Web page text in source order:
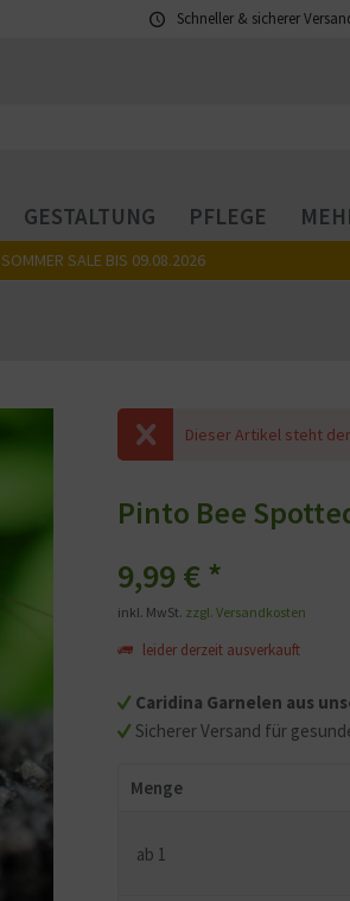
Schneller & sicherer
GESTALTUNG PFLEGE
SOMMER SALE BIS 09.08.2026
Dieser Artikel steht
Pinto Bee
Caridina Garnelen aus
Sicherer Versand für
9,99 €*
inkl. MwSt. zzgl. Versandkosten
leider derzeit ausverkauft
Menge
ab 1